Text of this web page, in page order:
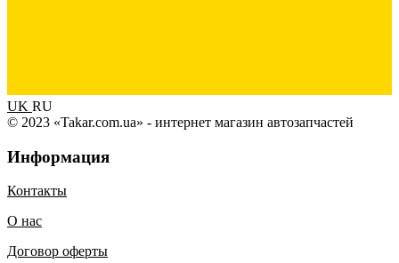
UK RU
© 2023 «Takar.com.ua» - интернет магазин автозапчастей
Информация
Контакты
О нас
Договор оферты